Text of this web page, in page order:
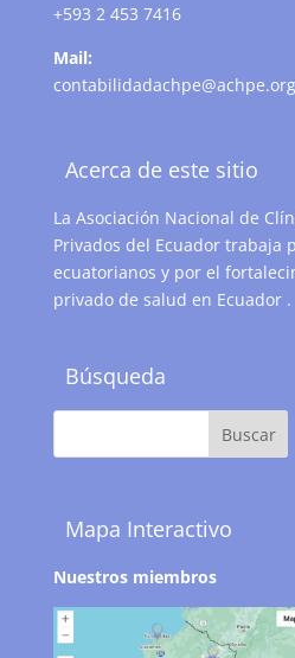
+593 2 453 7416
Mail:
Acerca de este sitio
La Asociación Nacional de
Privados del Ecuador trabaja
ecuatorianos y por el
privado de salud en Ecuador .
Búsqueda
Mapa Interactivo
Nuestros miembros